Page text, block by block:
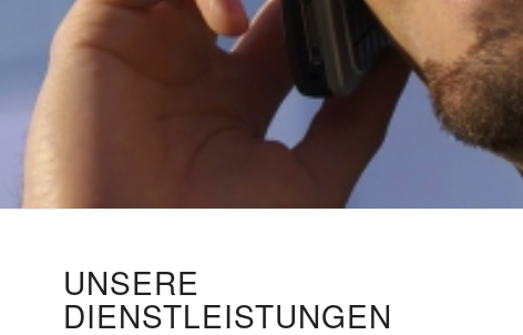
UNSERE
DIENSTLEISTUNGEN